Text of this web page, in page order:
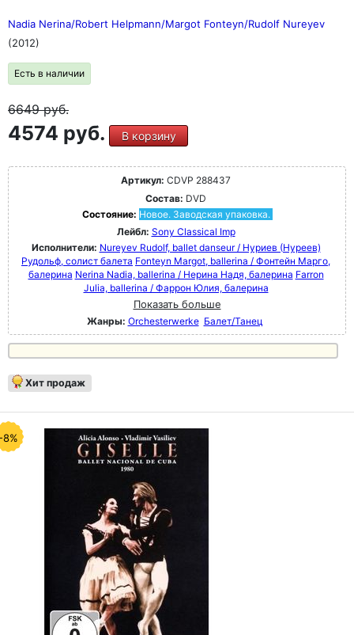
Nadia Nerina/Robert Helpmann/Margot Fonteyn/Rudolf Nureyev
(2012)
Есть в наличии
6649руб.
4574 руб. В корзину
Артикул: CDVP 288437
Состав: DVD
Состояние: Новое. Заводская упаковка.
Лейбл: Sony Classical Imp
Исполнители: Nureyev Rudolf, ballet danseur / Нуриев (Нуреев)
Рудольф, солист балета Fonteyn Margot, ballerina / Фонтейн Марго,
балерина Nerina Nadia, ballerina / Нерина Надя, балерина Farron
Julia, ballerina / Фаррон Юлия, балерина
Показать больше
Жанры: Orchesterwerke Балет/Танец
Хит продаж
8%